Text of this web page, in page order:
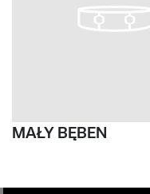
MAŁY BĘBEN